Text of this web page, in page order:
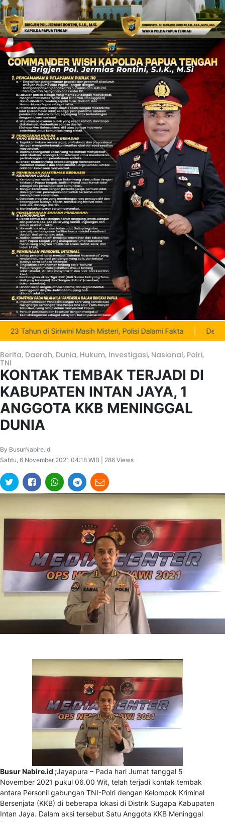
Masih Misteri, Polisi Dalami Fakta | Deinas Geley
Berita, Daerah, Dunia, Hukum, Investigasi, Nasional, Polri,
TNI
KONTAK TEMBAK TERJADI DI
KABUPATEN INTAN JAYA, 1
ANGGOTA KKB MENINGGAL
DUNIA
By BusurNabire.id
Sabtu, 6 November 2021 04:18 WIB | 286 Views
Busur Nabire.id ;Jayapura – Pada hari Jumat tanggal 5
November 2021 pukul 06.00 Wit, telah terjadi kontak tembak
antara Personil gabungan TNI-Polri dengan Kelompok Kriminal
Bersenjata (KKB) di beberapa lokasi di Distrik Sugapa Kabupaten
Intan Jaya. Dalam aksi tersebut Satu Anggota KKB Meninggal